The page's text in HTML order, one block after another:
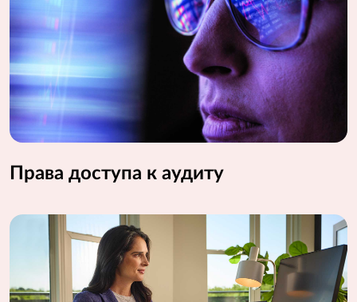
Права доступа к аудиту